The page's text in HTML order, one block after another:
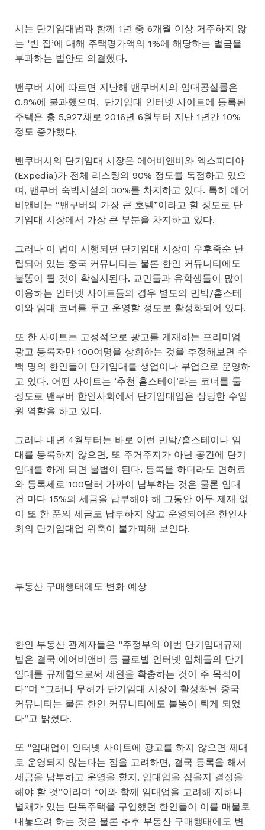
시는 단기임대법과 함께 1년 중 6개월 이상 거주하지 않
는 ‘빈 집’에 대해 주택평가액의 1%에 해당하는 벌금을
부과하는 법안도 의결했다.
밴쿠버 시에 따르면 지난해 밴쿠버시의 임대공실률은
0.8%에 불과했으며, 단기임대 인터넷 사이트에 등록된
주택은 총 5,927채로 2016년 6월부터 지난 1년간 10%
정도 증가했다.
밴쿠버시의 단기임대 시장은 에어비앤비와 엑스피디아
(Expedia)가 전체 리스팅의 90% 정도를 독점하고 있으
며, 밴쿠버 숙박시설의 30%를 차지하고 있다. 특히 에어
비앤비는 “밴쿠버의 가장 큰 호텔”이라고 할 정도로 단
기임대 시장에서 가장 큰 부분을 차지하고 있다.
그러나 이 법이 시행되면 단기임대 시장이 우후죽순 난
립되어 있는 중국 커뮤니티는 물론 한인 커뮤니티에도
불똥이 튈 것이 확실시된다. 교민들과 유학생들이 많이
이용하는 인터넷 사이트들의 경우 별도의 민박/홈스테
이와 임대 코너를 두고 운영할 정도로 활성화되어 있다.
또 한 사이트는 고정적으로 광고를 게재하는 프리미엄
광고 등록자만 100여명을 상회하는 것을 추정해보면 수
백 명의 한인들이 단기임대를 생업이나 부업으로 운영하
고 있다. 어떤 사이트는 ‘추천 홈스테이’라는 코너를 둘
정도로 밴쿠버 한인사회에서 단기임대업은 상당한 수입
원 역할을 하고 있다.
그러나 내년 4월부터는 바로 이런 민박/홈스테이나 임
대를 등록하지 않으면, 또 주거주지가 아닌 공간에 단기
임대를 하게 되면 불법이 된다. 등록을 하더라도 면허료
와 등록세로 100달러 가까이 납부하는 것은 물론 임대
건 마다 15%의 세금을 납부해야 해 그동안 아무 제재 없
이 또 한 푼의 세금도 납부하지 않고 운영되어온 한인사
회의 단기임대업 위축이 불가피해 보인다.
부동산 구매행태에도 변화 예상
한인 부동산 관계자들은 “주정부의 이번 단기임대규제
법은 결국 에어비앤비 등 글로벌 인터넷 업체들의 단기
임대를 규제함으로써 세원을 확충하는 것이 주 목적이
다”며 “그러나 무허가 단기임대 시장이 활성화된 중국
커뮤니티는 물론 한인 커뮤니티에도 불똥이 틔게 되었
다”고 밝혔다.
또 “임대업이 인터넷 사이트에 광고를 하지 않으면 제대
로 운영되지 않는다는 점을 고려하면, 결국 등록을 해서
세금을 납부하고 운영을 할지, 임대업을 접을지 결정을
해야 할 것”이라며 “이와 함께 임대업을 고려해 지하나
별채가 있는 단독주택을 구입했던 한인들이 이를 매물로
내놓으려 하는 것은 물론 추후 부동산 구매행태에도 변